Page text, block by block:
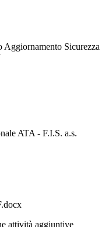
Aggiornamento Sicurezza
ATA - F.I.S. a.s.
attività aggiuntive